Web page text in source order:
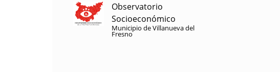
Observatorio
Socioeconómico
Municipio de Villanueva del
Fresno